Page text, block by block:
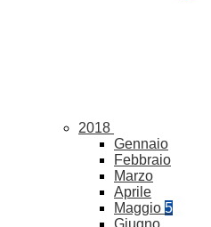
2018
Gennaio
Febbraio
Marzo
Aprile
Maggio 5